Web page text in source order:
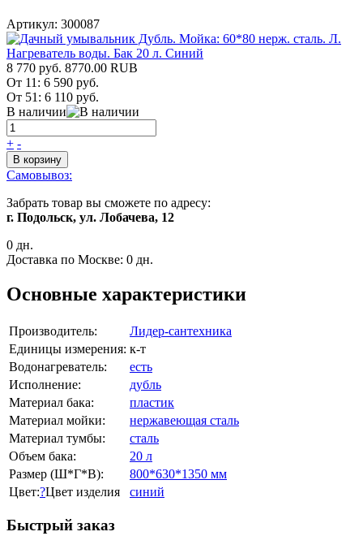
Артикул: 300087
8 770 руб. 8770.00 RUB
От 11: 6 590 руб.
От 51: 6 110 руб.
В наличии
+ -
В корзину
Самовывоз:
Забрать товар вы сможете по адресу:
г. Подольск, ул. Лобачева, 12
0 дн.
Доставка по Москве: 0 дн.
Основные характеристики
Производитель:
Лидер-сантехника
Единицы измерения: к-т
Водонагреватель:
есть
Исполнение:
дубль
Материал бака:
пластик
Материал мойки:
нержавеющая сталь
Материал тумбы:
сталь
Объем бака:
20 л
Размер (Ш*Г*В):
800*630*1350 мм
Цвет:?Цвет изделия синий
Быстрый заказ